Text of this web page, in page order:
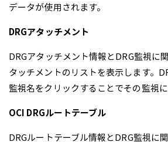
データが使用されます。
DRGアタッチメント
DRGアタッチメント情報とDRG監視に
タッチメントのリストを表示します。
監視名をクリックすることでその監視に
OCI DRGルートテーブル
DRGルートテーブル情報とDRG監視に